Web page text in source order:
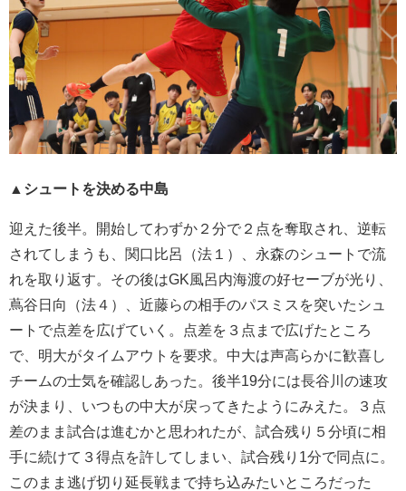
▲シュートを決める中島
迎えた後半。開始してわずか２分で２点を奪取され、逆転
されてしまうも、関口比呂（法１）、永森のシュートで流
れを取り返す。その後はGK風呂内海渡の好セーブが光り、
蔦谷日向（法４）、近藤らの相手のパスミスを突いたシュ
ートで点差を広げていく。点差を３点まで広げたところ
で、明大がタイムアウトを要求。中大は声高らかに歓喜し
チームの士気を確認しあった。後半19分には長谷川の速攻
が決まり、いつもの中大が戻ってきたようにみえた。３点
差のまま試合は進むかと思われたが、試合残り５分頃に相
手に続けて３得点を許してしまい、試合残り1分で同点に。
このまま逃げ切り延長戦まで持ち込みたいところだった